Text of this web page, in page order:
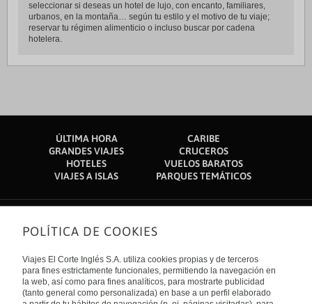
seleccionar si deseas un hotel de lujo, con encanto, familiares,
urbanos, en la montaña… según tu estilo y el motivo de tu viaje;
reservar tu régimen alimenticio o incluso buscar por cadena
hotelera.
ÚLTIMA HORA
CARIBE
GRANDES VIAJES
CRUCEROS
HOTELES
VUELOS BARATOS
VIAJES A ISLAS
PARQUES TEMÁTICOS
Sobre nosotros
Quiénes somos
Financiación
Sostenibilidad
Turismo accesible
Tarjeta El Corte Inglés
Enlaces de interés
Guías de viaje
POLÍTICA DE COOKIES
Viajes El Corte Inglés S.A. utiliza cookies propias y de terceros
para fines estrictamente funcionales, permitiendo la navegación en
la web, así como para fines analíticos, para mostrarte publicidad
(tanto general como personalizada) en base a un perfil elaborado